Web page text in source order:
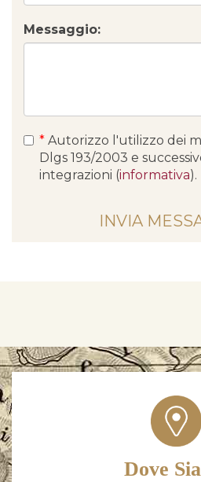
Messaggio:
* Autorizzo l'utilizzo dei
Dlgs 193/2003 e
integrazioni (informativa).
INVIA
Dove